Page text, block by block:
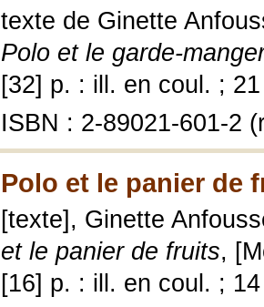
texte de Ginette
Polo et le garde-
[32] p. : ill. en coul. ;
ISBN : 2-89021-601-2
Polo et le panier de
[texte], Ginette
et le panier de fruits,
[16] p. : ill. en coul. ;